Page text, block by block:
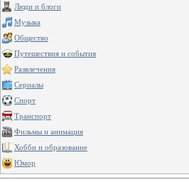
Люди и блоги
Музыка
Общество
Путешествия и события
Развлечения
Сериалы
Спорт
Транспорт
Фильмы и анимация
Хобби и образование
Юмор